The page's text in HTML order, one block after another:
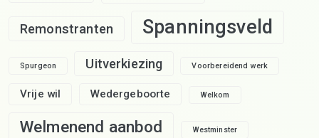
Remonstranten Spanningsveld
Spurgeon Uitverkiezing Voorbereidend werk
Vrije wil Wedergeboorte Welkom
Welmenend aanbod Westminster